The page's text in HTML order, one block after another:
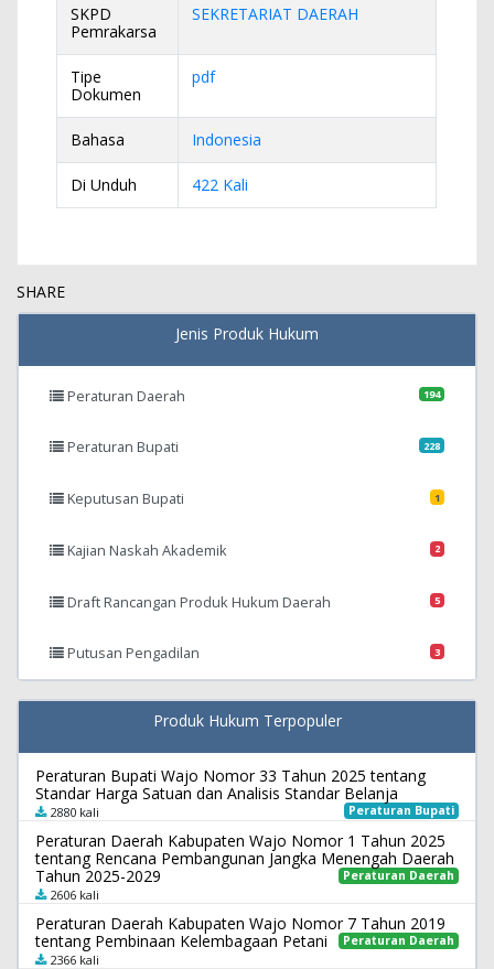
SKPD
Pemrakarsa
SEKRETARIAT DAERAH
Tipe
Dokumen
pdf
Bahasa Indonesia
Di Unduh 422 Kali
SHARE
Jenis Produk Hukum
Peraturan Daerah 194
Peraturan Bupati 228
Keputusan Bupati 1
Kajian Naskah Akademik 2
Draft Rancangan Produk Hukum Daerah 5
Putusan Pengadilan 3
Produk Hukum Terpopuler
Peraturan Bupati Wajo Nomor 33 Tahun 2025 tentang
Standar Harga Satuan dan Analisis Standar Belanja
Peraturan Bupati
2880 kali
Peraturan Daerah Kabupaten Wajo Nomor 1 Tahun 2025
tentang Rencana Pembangunan Jangka Menengah Daerah
Tahun 2025-2029
Peraturan Daerah
2606 kali
Peraturan Daerah Kabupaten Wajo Nomor 7 Tahun 2019
tentang Pembinaan Kelembagaan Petani
Peraturan Daerah
2366 kali